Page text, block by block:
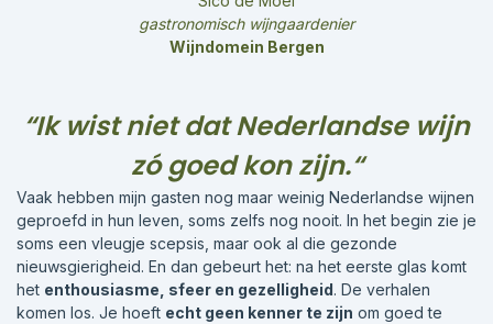
gastronomisch wijngaardenier
Wijndomein Bergen
“Ik wist niet dat Nederlandse wijn
zó goed kon zijn.“
Vaak hebben mijn gasten nog maar weinig Nederlandse wijnen
geproefd in hun leven, soms zelfs nog nooit. In het begin zie je
soms een vleugje scepsis, maar ook al die gezonde
nieuwsgierigheid. En dan gebeurt het: na het eerste glas komt
het enthousiasme, sfeer en gezelligheid. De verhalen
komen los. Je hoeft echt geen kenner te zijn om goed te